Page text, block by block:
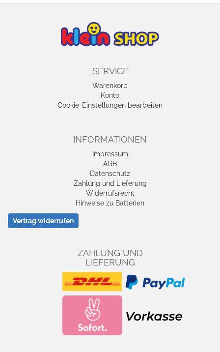
SERVICE
Warenkorb
Konto
Cookie-Einstellungen bearbeiten
INFORMATIONEN
Impressum
AGB
Datenschutz
Zahlung und Lieferung
Widerrufsrecht
Hinweise zu Batterien
Vertrag widerrufen
ZAHLUNG UND
LIEFERUNG